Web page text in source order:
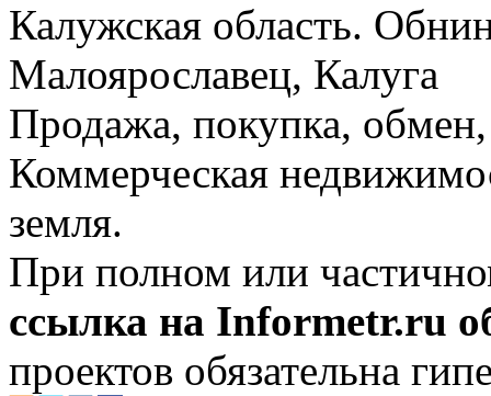
Калужская область.
Малоярославец, Калуга
Продажа, покупка, обмен,
Коммерческая
земля.
При полном или
ссылка на Informetr.ru
проектов обязательна